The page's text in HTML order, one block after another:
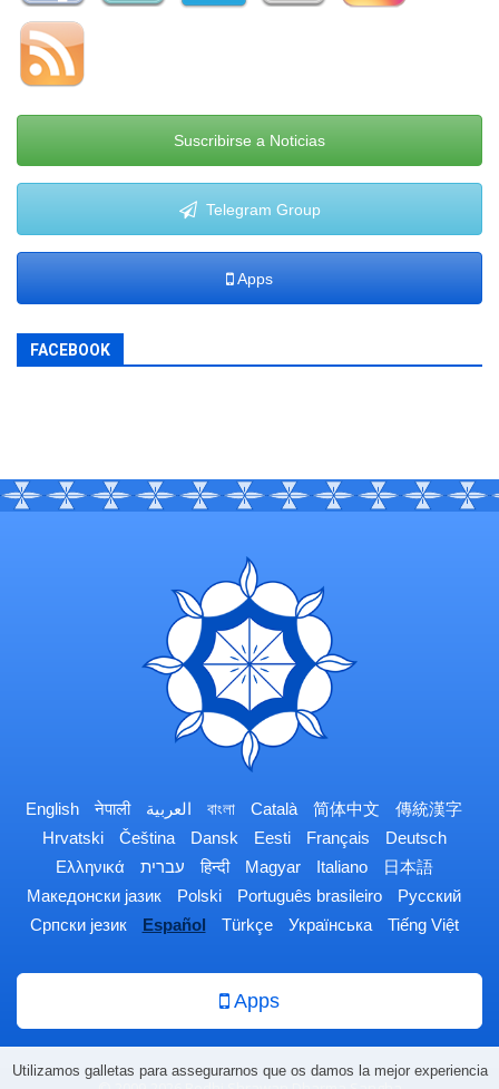
Suscribirse a Noticias
Telegram Group
Apps
FACEBOOK
English नेपाली العربية বাংলা Català 简体中文
傳統漢字
Hrvatski
Čeština Dansk Eesti Français
Deutsch
Ελληνικά
עברית हिन्दी Magyar Italiano
日本語
Македонски јазик
Polski Português brasileiro
Русский
Српски језик
Español Türkçe Українська Tiếng Việt
Apps
Utilizamos galletas para assegurarnos que os damos la mejor experiencia